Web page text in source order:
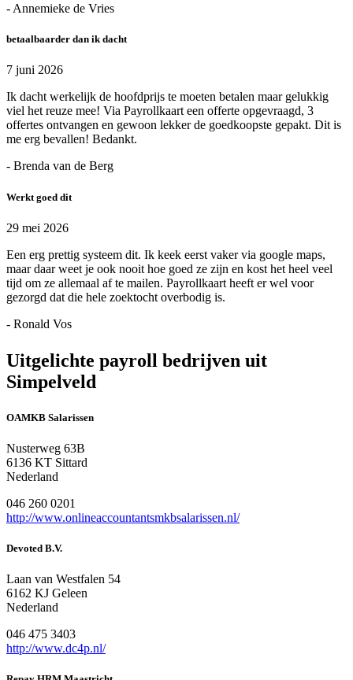
- Annemieke de Vries
betaalbaarder dan ik dacht
7 juni 2026
Ik dacht werkelijk de hoofdprijs te moeten betalen maar gelukkig
viel het reuze mee! Via Payrollkaart een offerte opgevraagd, 3
offertes ontvangen en gewoon lekker de goedkoopste gepakt. Dit is
me erg bevallen! Bedankt.
- Brenda van de Berg
Werkt goed dit
29 mei 2026
Een erg prettig systeem dit. Ik keek eerst vaker via google maps,
maar daar weet je ook nooit hoe goed ze zijn en kost het heel veel
tijd om ze allemaal af te mailen. Payrollkaart heeft er wel voor
gezorgd dat die hele zoektocht overbodig is.
- Ronald Vos
Uitgelichte payroll bedrijven uit
Simpelveld
OAMKB Salarissen
Nusterweg 63B
6136 KT Sittard
Nederland
046 260 0201
http://www.onlineaccountantsmkbsalarissen.nl/
Devoted B.V.
Laan van Westfalen 54
6162 KJ Geleen
Nederland
046 475 3403
http://www.dc4p.nl/